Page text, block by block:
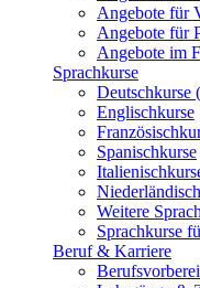
Angebote für
Angebote für
Angebote im
Sprachkurse
Deutschkurse
Englischkurse
Spanischkurse
Niederländisch
Weitere
Sprachkurse
Beruf & Karriere